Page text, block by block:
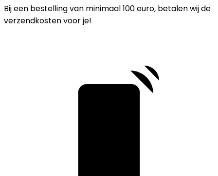
Bij een bestelling van minimaal 100 euro, betalen wij de
verzendkosten voor je!